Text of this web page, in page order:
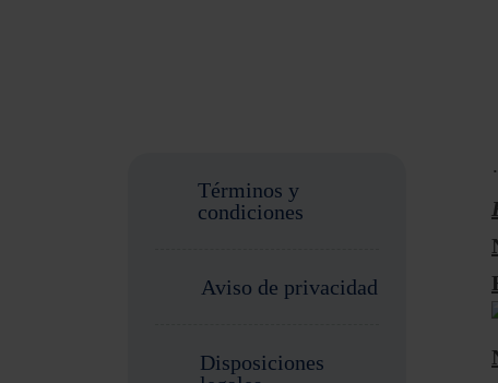
Términos y
condiciones
Aviso de privacidad
Disposiciones
·